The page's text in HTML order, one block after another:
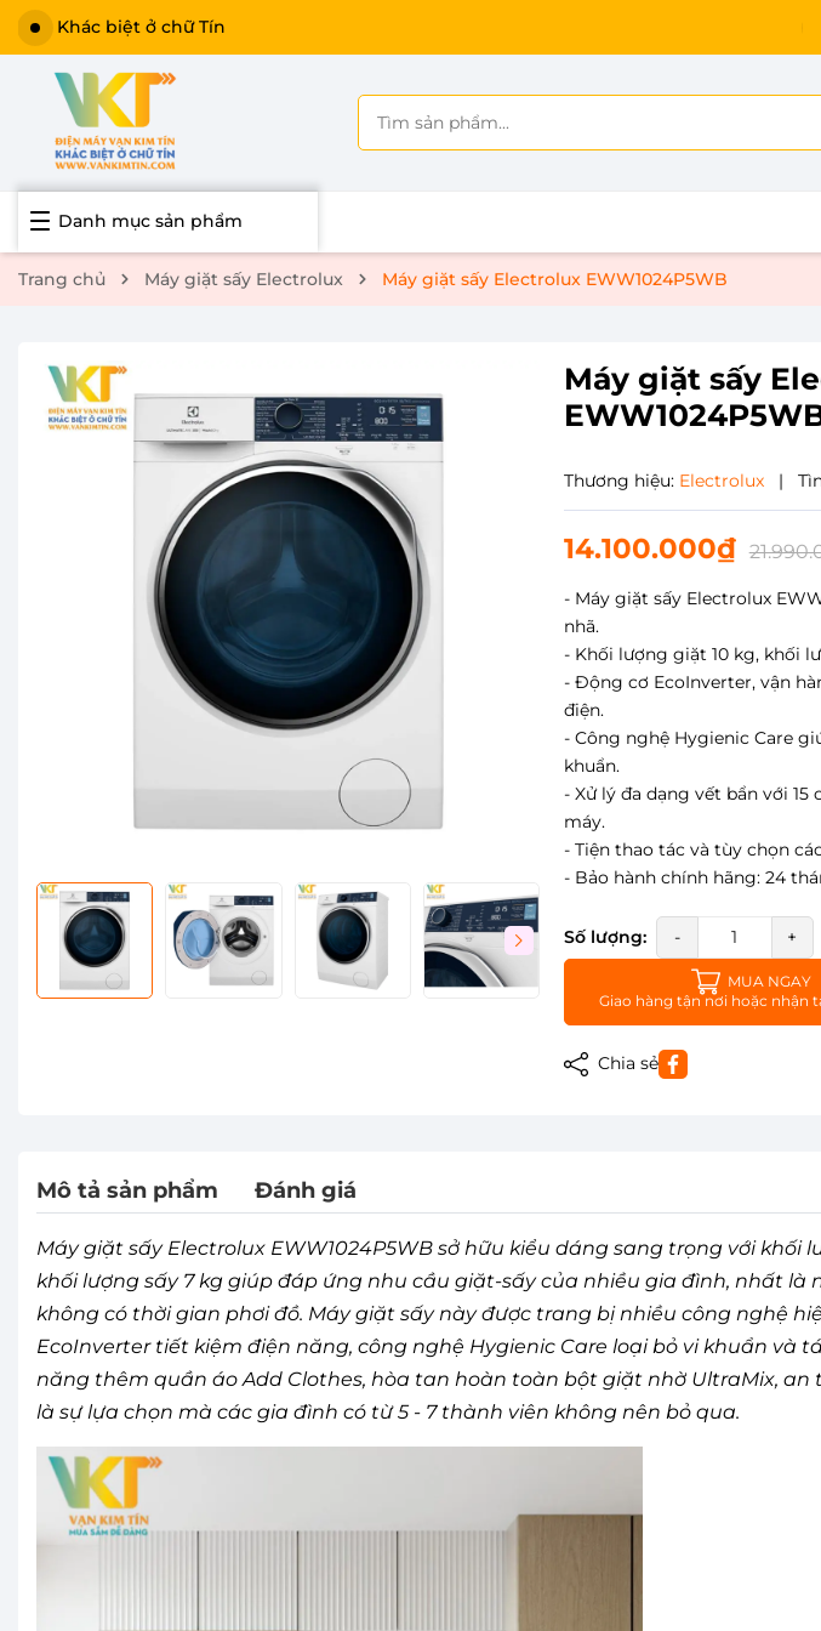
Khác biệt ở chữ Tín
Danh mục sản phẩm
Trang chủ Máy giặt sấy Electrolux Máy giặt sấy Electrolux EWW1024P5WB
Máy giặt sấy
Thương hiệu: Electrolux |
14.100.000₫
- Máy giặt sấy Electrolux
nhã.
- Khối lượng giặt 10 kg, khối
- Động cơ EcoInverter, vận
điện.
- Công nghệ Hygienic Care
khuẩn.
- Xử lý đa dạng vết bẩn với
máy.
- Tiện thao tác và tùy chọn
- Bảo hành chính hãng: 24
Số lượng: - +
MUA NGAY
Giao hàng tận nơi hoặc nhận
Chia sẻ
Mô tả sản phẩm Đánh giá
Máy giặt sấy Electrolux EWW1024P5WB sở hữu kiểu dáng sang trọng với khối
khối lượng sấy 7 kg giúp đáp ứng nhu cầu giặt-sấy của nhiều gia đình, nhất là
không có thời gian phơi đồ. Máy giặt sấy này được trang bị nhiều công nghệ
EcoInverter tiết kiệm điện năng, công nghệ Hygienic Care loại bỏ vi khuẩn và
năng thêm quần áo Add Clothes, hòa tan hoàn toàn bột giặt nhờ UltraMix, an
là sự lựa chọn mà các gia đình có từ 5 - 7 thành viên không nên bỏ qua.